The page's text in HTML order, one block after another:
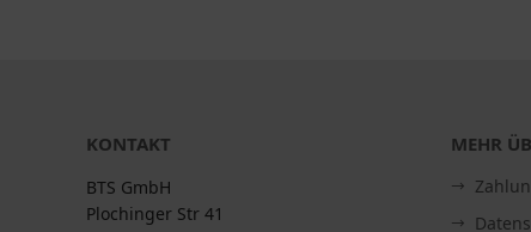
KONTAKT
BTS GmbH
Plochinger Str 41
MEHR